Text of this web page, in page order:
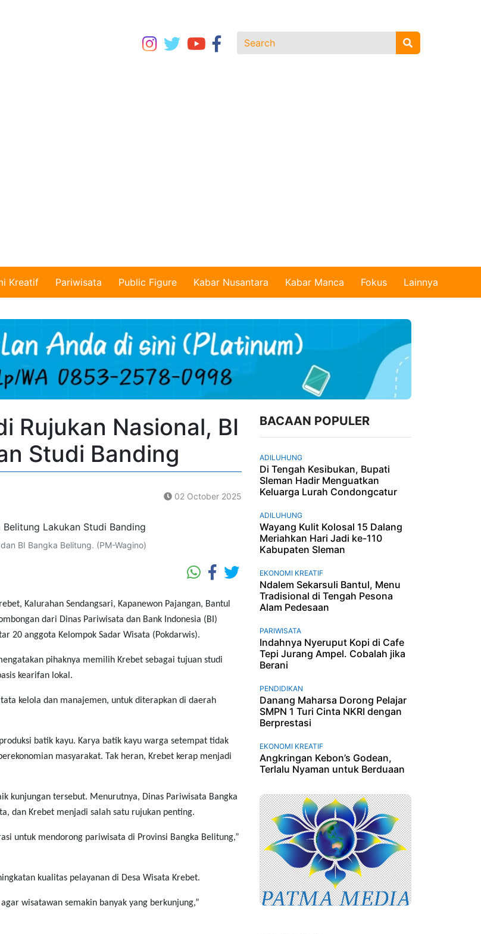
Kreatif Pariwisata Public Figure Kabar Nusantara Kabar Manca Fokus Lainnya
Rujukan Nasional, BI
Studi Banding
02 October 2025
BI Bangka Belitung. (PM-Wagino)
Kalurahan Sendangsari, Kapanewon Pajangan, Bantul
dari Dinas Pariwisata dan Bank Indonesia (BI)
20 anggota Kelompok Sadar Wisata (Pokdarwis).
pihaknya memilih Krebet sebagai tujuan studi
kearifan lokal.
kelola dan manajemen, untuk diterapkan di daerah
batik kayu. Karya batik kayu warga setempat tidak
masyarakat. Tak heran, Krebet kerap menjadi
kunjungan tersebut. Menurutnya, Dinas Pariwisata Bangka
dan Krebet menjadi salah satu rujukan penting.
untuk mendorong pariwisata di Provinsi Bangka Belitung,”
kualitas pelayanan di Desa Wisata Krebet.
wisatawan semakin banyak yang berkunjung,”
BACAAN POPULER
ADILUHUNG
Di Tengah Kesibukan, Bupati
Sleman Hadir Menguatkan
Keluarga Lurah Condongcatur
ADILUHUNG
Wayang Kulit Kolosal 15 Dalang
Meriahkan Hari Jadi ke-110
Kabupaten Sleman
EKONOMI KREATIF
Ndalem Sekarsuli Bantul, Menu
Tradisional di Tengah Pesona
Alam Pedesaan
PARIWISATA
Indahnya Nyeruput Kopi di Cafe
Tepi Jurang Ampel. Cobalah jika
Berani
PENDIDIKAN
Danang Maharsa Dorong Pelajar
SMPN 1 Turi Cinta NKRI dengan
Berprestasi
EKONOMI KREATIF
Angkringan Kebon’s Godean,
Terlalu Nyaman untuk Berduaan